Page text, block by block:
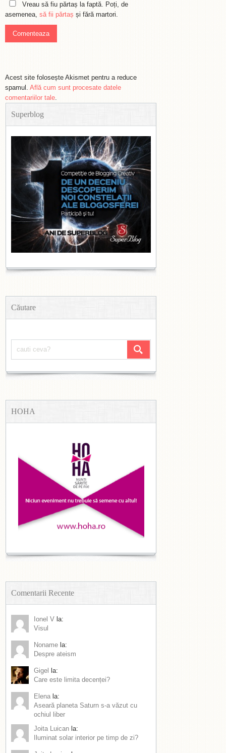
Vreau să fiu părtaș la faptă. Poți, de
asemenea, să fii părtaș și fără martori.
Acest site folosește Akismet pentru a reduce
spamul. Află cum sunt procesate datele
comentariilor tale.
Superblog
Căutare
HOHA
Comentarii Recente
Ionel V la:
Visul
Noname la:
Despre ateism
Gigel
la:
Care este limita decenței?
Elena la:
Aseară planeta Saturn s-a văzut cu
ochiul liber
Joita Luican la:
Iluminat solar interior pe timp de zi?